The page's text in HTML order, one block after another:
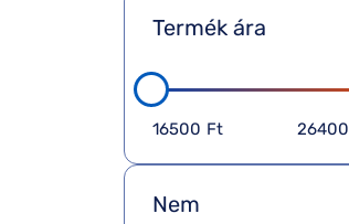
Nem
Termék ára
16500 Ft 26400